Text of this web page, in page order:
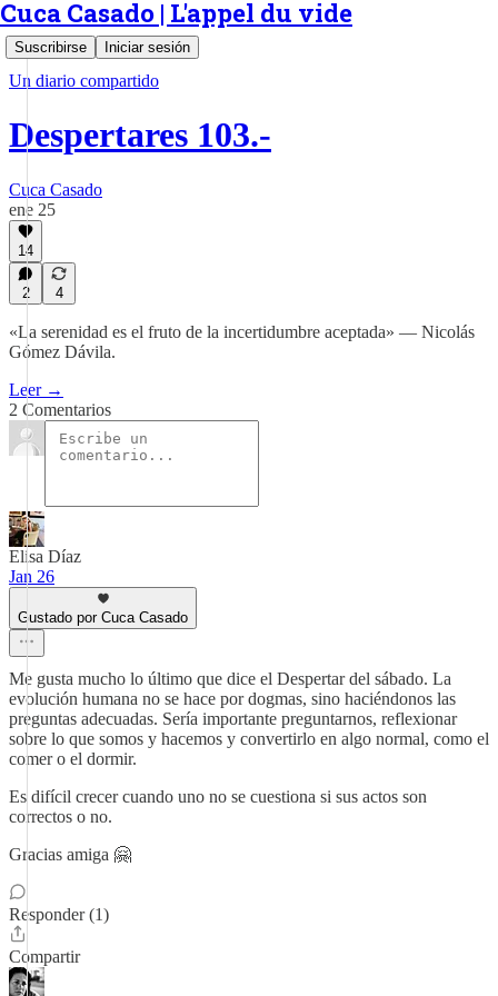
Cuca Casado | L'appel du vide
Suscribirse Iniciar sesión
Un diario compartido
Despertares 103.-
Cuca Casado
ene 25
14
2 4
«La serenidad es el fruto de la incertidumbre aceptada» — Nicolás
Gómez Dávila.
Leer →
2 Comentarios
Elisa Díaz
Jan 26
Gustado por Cuca Casado
Me gusta mucho lo último que dice el Despertar del sábado. La
evolución humana no se hace por dogmas, sino haciéndonos las
preguntas adecuadas. Sería importante preguntarnos, reflexionar
sobre lo que somos y hacemos y convertirlo en algo normal, como el
comer o el dormir.
Es difícil crecer cuando uno no se cuestiona si sus actos son
correctos o no.
Gracias amiga 🤗
Responder (1)
Compartir